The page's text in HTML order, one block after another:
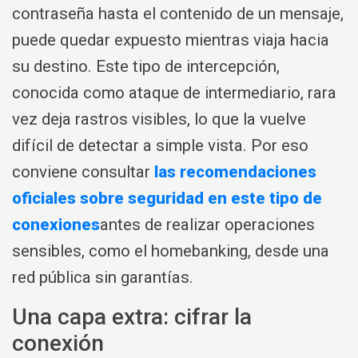
contraseña hasta el contenido de un mensaje,
puede quedar expuesto mientras viaja hacia
su destino. Este tipo de intercepción,
conocida como ataque de intermediario, rara
vez deja rastros visibles, lo que la vuelve
difícil de detectar a simple vista. Por eso
conviene consultar las recomendaciones
oficiales sobre seguridad en este tipo de
conexionesantes de realizar operaciones
sensibles, como el homebanking, desde una
red pública sin garantías.
Una capa extra: cifrar la
conexión